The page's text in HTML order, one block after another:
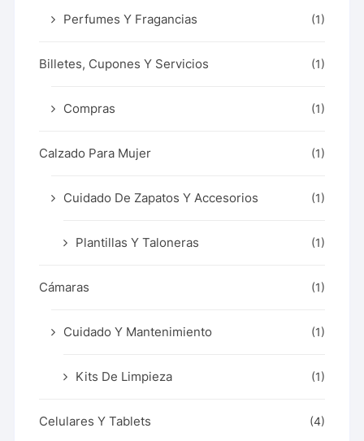
Perfumes Y Fragancias (1)
Billetes, Cupones Y Servicios (1)
Compras (1)
Calzado Para Mujer (1)
Cuidado De Zapatos Y Accesorios (1)
Plantillas Y Taloneras (1)
Cámaras (1)
Cuidado Y Mantenimiento (1)
Kits De Limpieza (1)
Celulares Y Tablets (4)